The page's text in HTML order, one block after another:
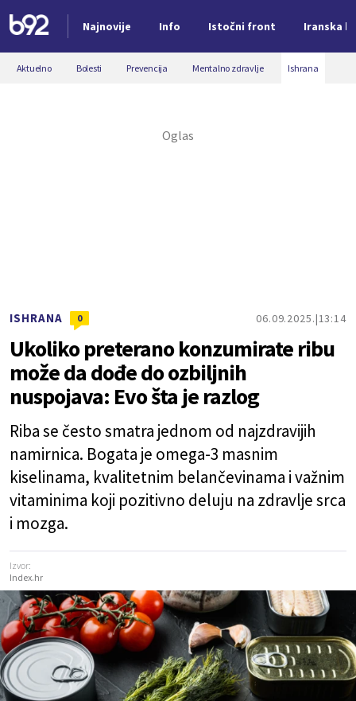
Najnovije Info Istočni front Iranska
Nova vest
Aktuelno Bolesti Prevencija Mentalno zdravlje Ishrana
ISHRANA 0 06.09.2025. 13:14
Ukoliko preterano konzumirate ribu
može da dođe do ozbiljnih
nuspojava: Evo šta je razlog
Riba se često smatra jednom od najzdravijih
namirnica. Bogata je omega-3 masnim
kiselinama, kvalitetnim belančevinama i važnim
vitaminima koji pozitivno deluju na zdravlje srca
i mozga.
Izvor:
Index.hr